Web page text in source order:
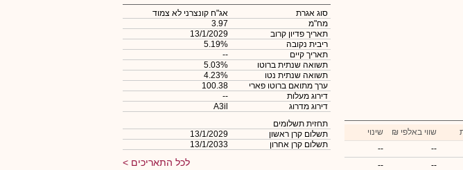
₪ שווי באלפי
שינוי
--
--
--
--
סוג אגרת
אג"ח קונצרני לא צמוד
מח"מ
3.97
תאריך פדיון קרוב
13/1/2029
ריבית נקובה
5.19%
תאריך קיים
--
תשואה שנתית ברוטו
5.03%
תשואה שנתית נטו
4.23%
ערך מתואם ברוטו פארי
100.38
דירוג מעלות
--
דירוג מדרוג
A3il
תחזית תשלומים
תשלום קרן ראשון
13/1/2029
תשלום קרן אחרון
13/1/2033
לכל התאריכים